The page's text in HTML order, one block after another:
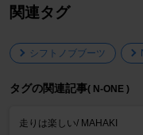
関連タグ
シフトノブブーツ
タグの関連記事( N-ONE )
走りは楽しい/ MAHAKI